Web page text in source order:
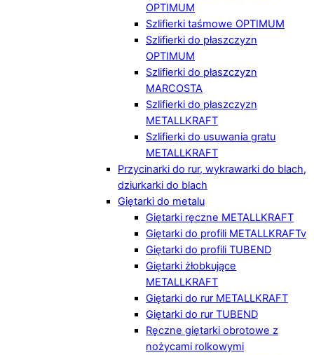
OPTIMUM
Szlifierki taśmowe OPTIMUM
Szlifierki do płaszczyzn
OPTIMUM
Szlifierki do płaszczyzn
MARCOSTA
Szlifierki do płaszczyzn
METALLKRAFT
Szlifierki do usuwania gratu
METALLKRAFT
Przycinarki do rur, wykrawarki do blach,
dziurkarki do blach
Giętarki do metalu
Giętarki ręczne METALLKRAFT
Giętarki do profili METALLKRAFTv
Giętarki do profili TUBEND
Giętarki żłobkujące
METALLKRAFT
Giętarki do rur METALLKRAFT
Giętarki do rur TUBEND
Ręczne giętarki obrotowe z
nożycami rolkowymi